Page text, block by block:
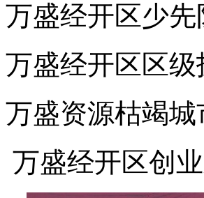
万盛经开区少
万盛经开区区
万盛资源枯竭
万盛经开区创业